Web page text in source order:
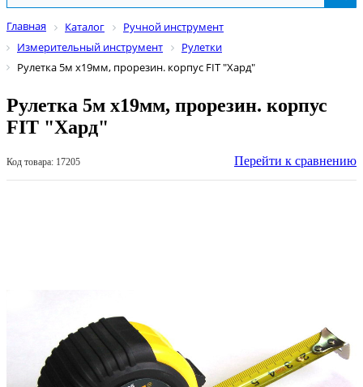
Главная Каталог
Ручной инструмент
Измерительный инструмент
Рулетки
Рулетка 5м х19мм, прорезин. корпус FIT "Хард"
Рулетка 5м х19мм, прорезин. корпус
FIT "Хард"
Код товара: 17205 Перейти к сравнению